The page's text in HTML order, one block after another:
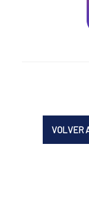
VOLVER